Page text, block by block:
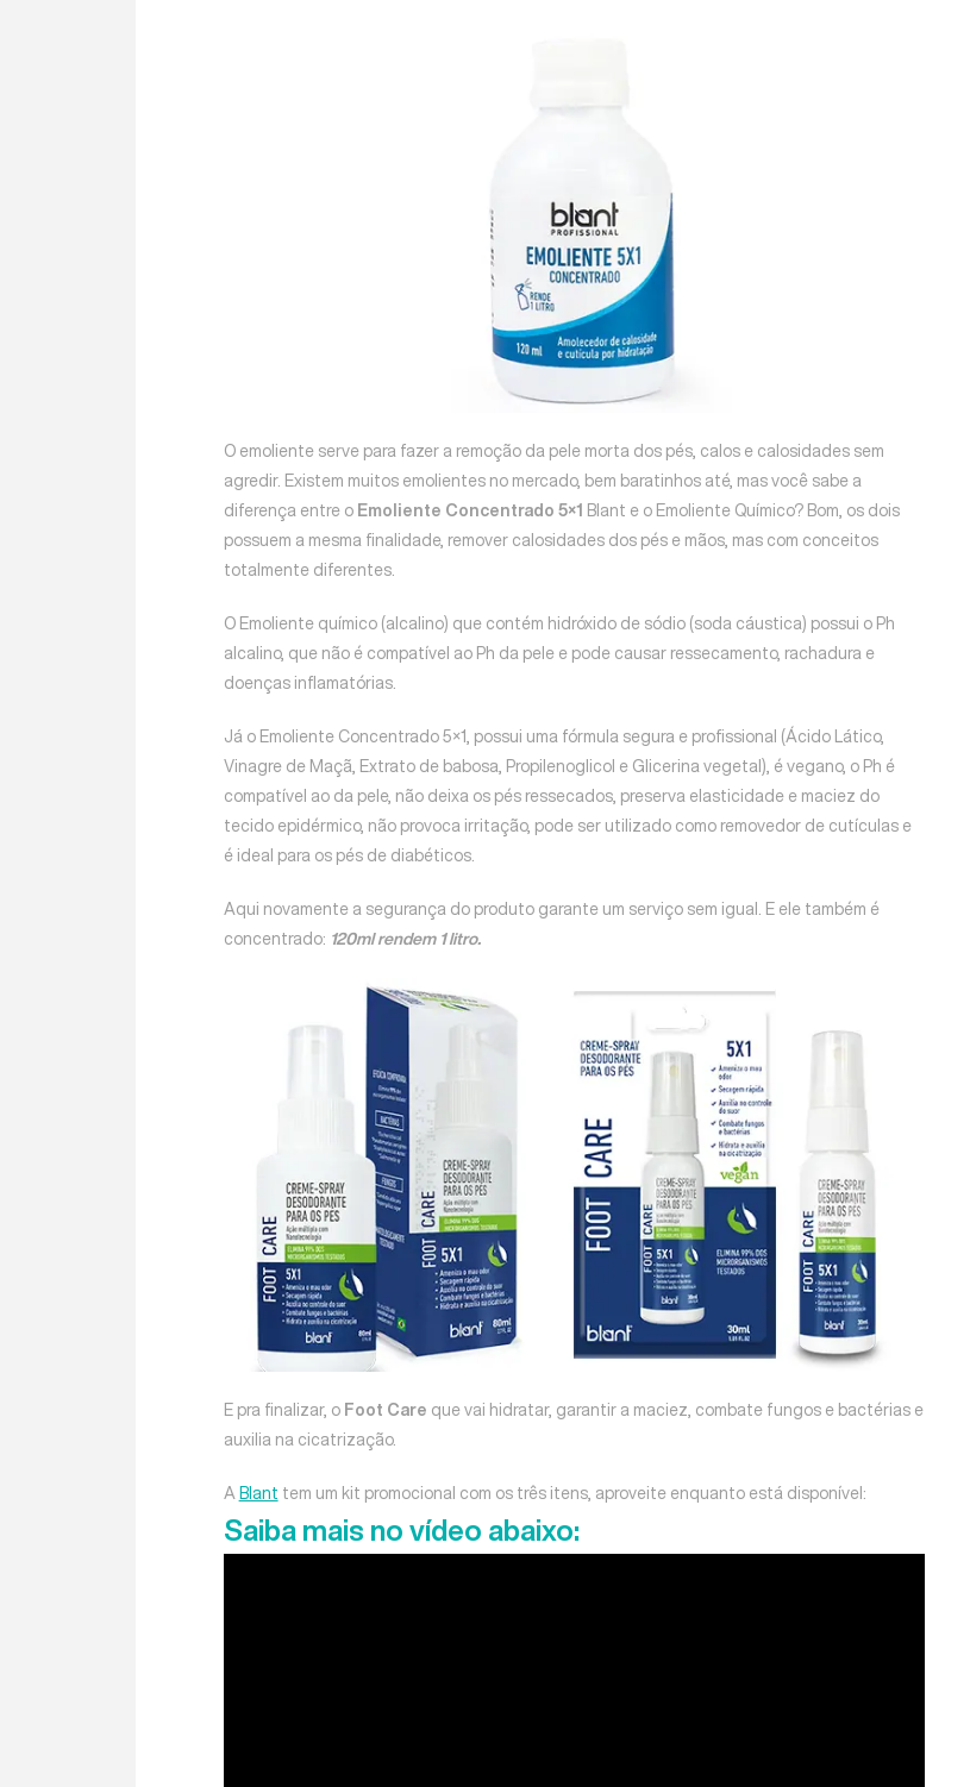
O emoliente serve para fazer a remoção da pele morta dos pés, calos e calosidades sem
agredir. Existem muitos emolientes no mercado, bem baratinhos até, mas você sabe a
diferença entre o Emoliente Concentrado 5×1 Blant e o Emoliente Químico? Bom, os dois
possuem a mesma finalidade, remover calosidades dos pés e mãos, mas com conceitos
totalmente diferentes.
O Emoliente químico (alcalino) que contém hidróxido de sódio (soda cáustica) possui o Ph
alcalino, que não é compatível ao Ph da pele e pode causar ressecamento, rachadura e
doenças inflamatórias.
Já o Emoliente Concentrado 5×1, possui uma fórmula segura e profissional (Ácido Lático,
Vinagre de Maçã, Extrato de babosa, Propilenoglicol e Glicerina vegetal), é vegano, o Ph é
compatível ao da pele, não deixa os pés ressecados, preserva elasticidade e maciez do
tecido epidérmico, não provoca irritação, pode ser utilizado como removedor de cutículas e
é ideal para os pés de diabéticos.
Aqui novamente a segurança do produto garante um serviço sem igual. E ele também é
concentrado: 120ml rendem 1 litro.
E pra finalizar, o Foot Care que vai hidratar, garantir a maciez, combate fungos e bactérias e
auxilia na cicatrização.
ABlant tem um kit promocional com os três itens, aproveite enquanto está disponível:
Saiba mais no vídeo abaixo: